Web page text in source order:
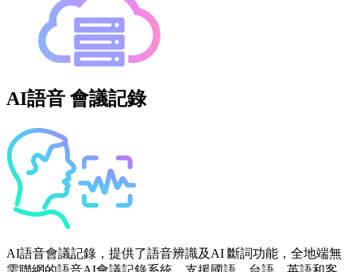
AI語音 會議記錄
AI語音會議記錄，提供了語音辨識及AI 斷詞功能，全地端無